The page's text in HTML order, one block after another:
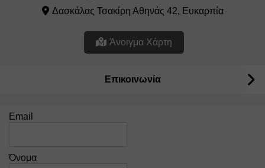
Δασκάλας Τσακίρη Αθηνάς 42, Ευκαρπία
Άνοιγμα Χάρτη
Επικοινωνία
Email
Όνομα